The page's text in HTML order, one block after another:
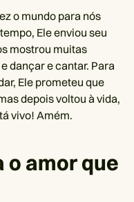
o mundo para nós
Ele enviou seu
mostrou muitas
dançar e cantar. Para
Ele prometeu que
depois voltou à vida,
vivo! Amém.
o amor que